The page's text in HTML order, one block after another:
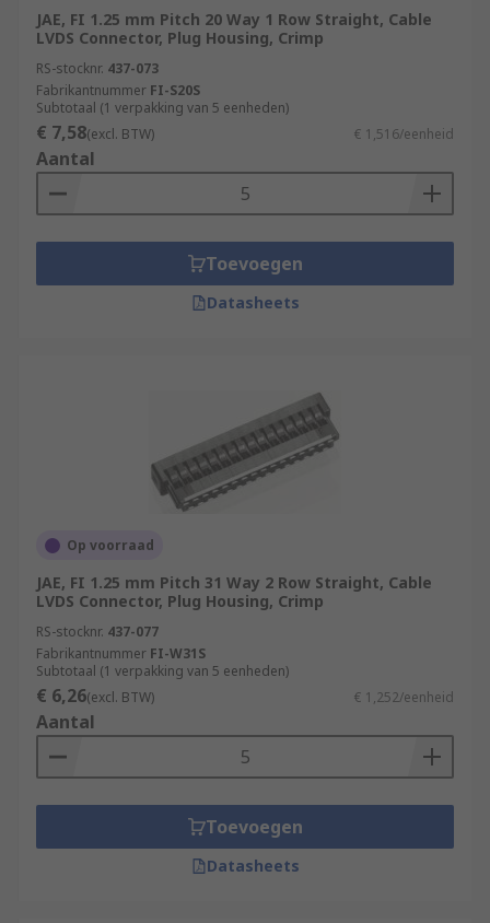
JAE, FI 1.25 mm Pitch 20 Way 1 Row Straight, Cable
LVDS Connector, Plug Housing, Crimp
RS-stocknr. 437-073
Fabrikantnummer FI-S20S
Subtotaal (1 verpakking van 5 eenheden)
€ 7,58(excl. BTW) € 1,516/eenheid
Aantal
Toevoegen
Datasheets
Op voorraad
JAE, FI 1.25 mm Pitch 31 Way 2 Row Straight, Cable
LVDS Connector, Plug Housing, Crimp
RS-stocknr. 437-077
Fabrikantnummer FI-W31S
Subtotaal (1 verpakking van 5 eenheden)
€ 6,26(excl. BTW) € 1,252/eenheid
Aantal
Toevoegen
Datasheets